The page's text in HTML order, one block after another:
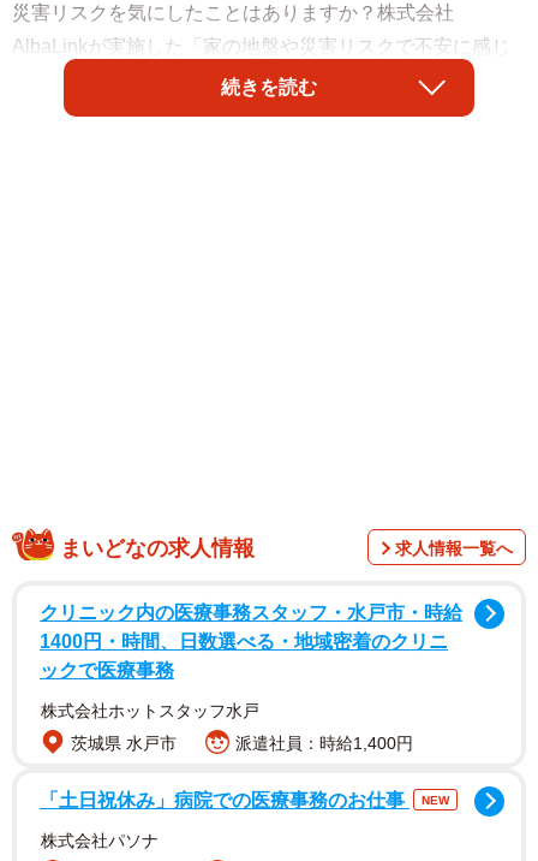
災害リスクを気にしたことはありますか？株式会社
AlbaLinkが実施した「家の地盤や災害リスクで不安に感じ
ることに関する意識調査」によると、家を購入した人のう
ち56.2%が現在の住宅の災害リスクに不安を感じているこ
この調査は、株式会社AlbaLinkが運営する不動産の情報メ
を対象として、2025年6～7月に実施したものです。
災害リスクへの不安は半数超
続きを読む
まいどなの求人情報 求人情報一覧へ
クリニック内の医療事務スタッフ・水戸市・時給
1400円・時間、日数選べる・地域密着のクリニ
ックで医療事務
株式会社ホットスタッフ水戸
茨城県 水戸市
派遣社員：時給1,400円
「土日祝休み」病院での医療事務のお仕事 NEW
株式会社パソナ